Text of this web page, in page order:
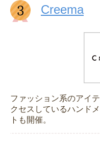
Creema
ファッション系のアイ
クセスしているハンド
トも開催。